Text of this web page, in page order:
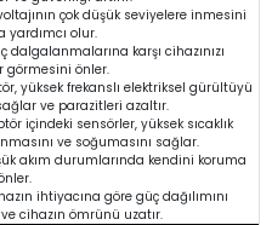
çok düşük seviyelere inmesini
olur.
dalgalanmalarına karşı cihazınızı
görmesini önler.
yüksek frekanslı elektriksel gürültüyü
ve parazitleri azaltır.
içindeki sensörler, yüksek sıcaklık
ve soğumasını sağlar.
akım durumlarında kendini koruma
ihtiyacına göre güç dağılımını
cihazın ömrünü uzatır.